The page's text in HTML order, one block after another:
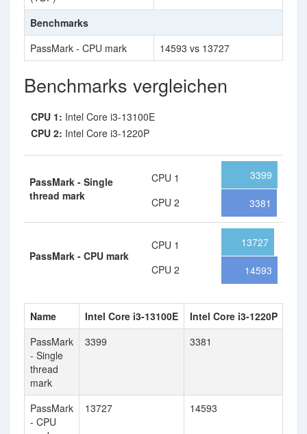
Benchmarks
PassMark - CPU mark
14593 vs 13727
Benchmarks vergleichen
CPU 1: Intel Core i3-13100E
CPU 2: Intel Core i3-1220P
PassMark - Single
thread mark
CPU 1
CPU 2
3399
3381
PassMark - CPU mark
CPU 1
CPU 2
13727
14593
Name Intel Core i3-13100E
Intel Core i3-1220P
PassMark
- Single
thread
mark
3399 3381
PassMark
- CPU
13727 14593